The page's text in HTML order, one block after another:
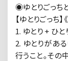
◉ゆとりごっち
【ゆとりごっち】
1. ゆとり + ひと
2. ゆとりがあ
行うこと。その